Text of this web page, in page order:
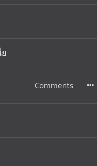
Comments